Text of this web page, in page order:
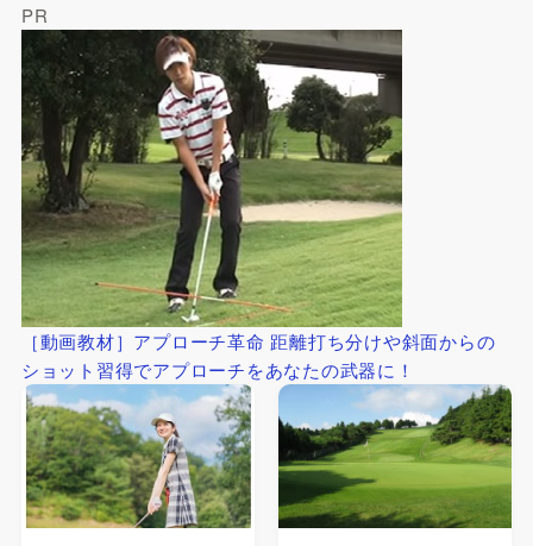
PR
［動画教材］アプローチ革命 距離打ち分けや斜面からの
ショット習得でアプローチをあなたの武器に！